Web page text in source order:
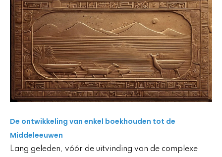
De ontwikkeling van enkel boekhouden tot de
Middeleeuwen
Lang geleden, vóór de uitvinding van de complexe